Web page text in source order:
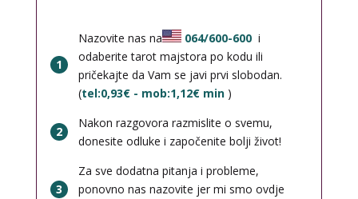
1
Nazovite nas na 064/600-600 i
odaberite tarot majstora po kodu ili
pričekajte da Vam se javi prvi slobodan.
(tel:0,93€ - mob:1,12€ min )
2
Nakon razgovora razmislite o svemu,
donesite odluke i započenite bolji život!
3
Za sve dodatna pitanja i probleme,
ponovno nas nazovite jer mi smo ovdje